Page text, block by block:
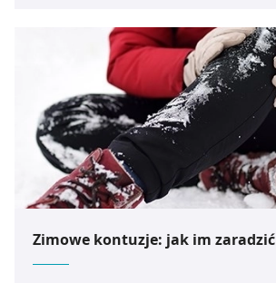
Zimowe kontuzje: jak im zaradzić